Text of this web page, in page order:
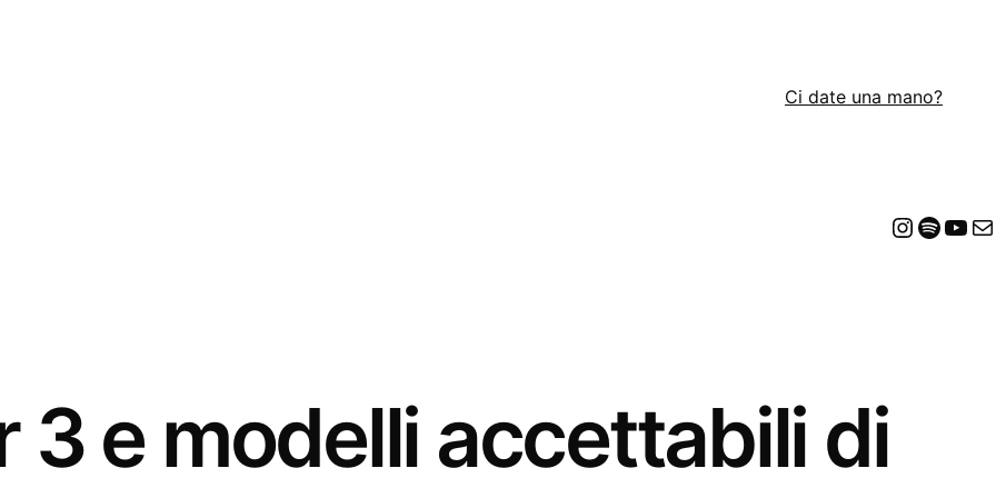
Ci date una mano?
3 e modelli accettabili di